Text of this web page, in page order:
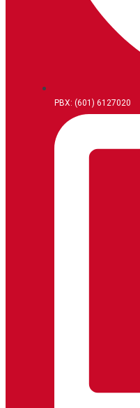
PBX: (601) 6127020